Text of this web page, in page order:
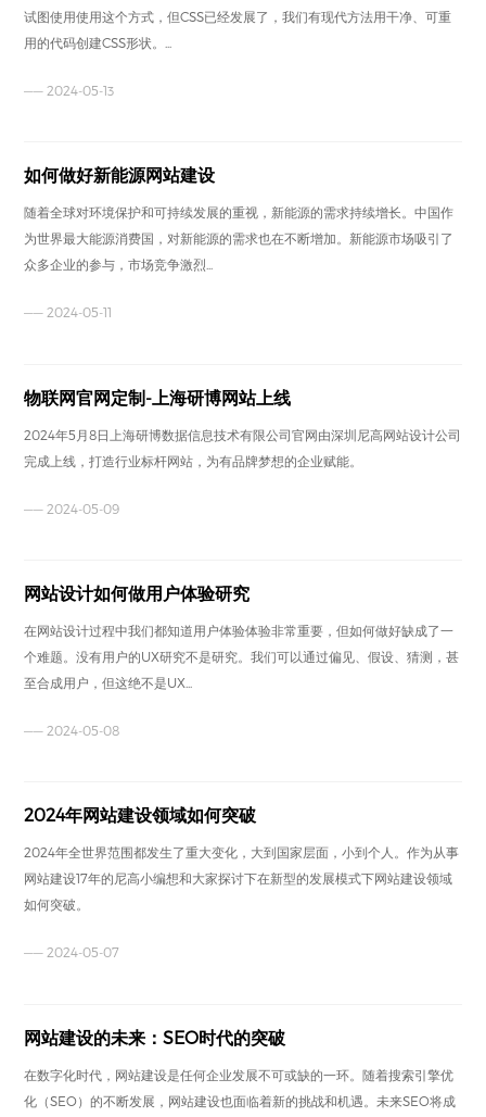
试图使用使用这个方式，但CSS已经发展了，我们有现代方法用干净、可重
用的代码创建CSS形状。...
—— 2024-05-13
如何做好新能源网站建设
随着全球对环境保护和可持续发展的重视，新能源的需求持续增长。中国作
为世界最大能源消费国，对新能源的需求也在不断增加。新能源市场吸引了
众多企业的参与，市场竞争激烈...
—— 2024-05-11
物联网官网定制-上海研博网站上线
2024年5月8日上海研博数据信息技术有限公司官网由深圳尼高网站设计公司
完成上线，打造行业标杆网站，为有品牌梦想的企业赋能。
—— 2024-05-09
网站设计如何做用户体验研究
在网站设计过程中我们都知道用户体验体验非常重要，但如何做好缺成了一
个难题。没有用户的UX研究不是研究。我们可以通过偏见、假设、猜测，甚
至合成用户，但这绝不是UX...
—— 2024-05-08
2024年网站建设领域如何突破
2024年全世界范围都发生了重大变化，大到国家层面，小到个人。作为从事
网站建设17年的尼高小编想和大家探讨下在新型的发展模式下网站建设领域
如何突破。
—— 2024-05-07
网站建设的未来：SEO时代的突破
在数字化时代，网站建设是任何企业发展不可或缺的一环。随着搜索引擎优
化（SEO）的不断发展，网站建设也面临着新的挑战和机遇。未来SEO将成